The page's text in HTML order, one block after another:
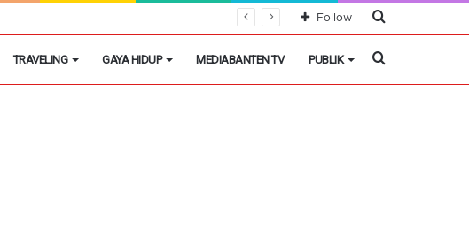
Cari
Follow
TRAVELING GAYA HIDUP MEDIABANTEN TV PUBLIK Cari